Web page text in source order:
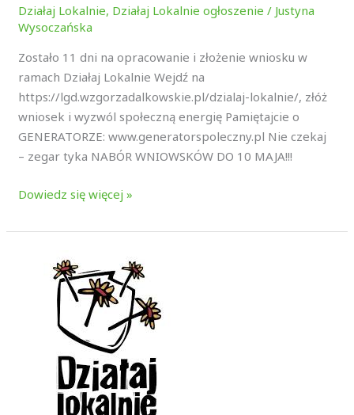
Działaj Lokalnie, Działaj Lokalnie ogłoszenie / Justyna
Wysoczańska
Zostało 11 dni na opracowanie i złożenie wniosku w
ramach Działaj Lokalnie Wejdź na
https://lgd.wzgorzadalkowskie.pl/dzialaj-lokalnie/, złóż
wniosek i wyzwól społeczną energię Pamiętajcie o
GENERATORZE: www.generatorspoleczny.pl Nie czekaj
– zegar tyka NABÓR WNIOWSKÓW DO 10 MAJA!!!
Dowiedz się więcej »
szkoleniowy:
wypełnić
wniosek
konkursie